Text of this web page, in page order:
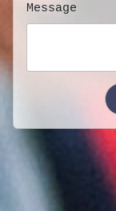
Message